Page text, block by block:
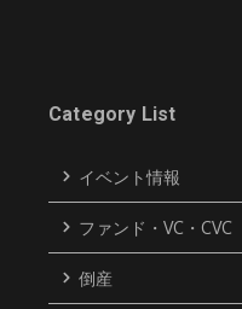
Category List
イベント情報
ファンド・VC・CVC
倒産